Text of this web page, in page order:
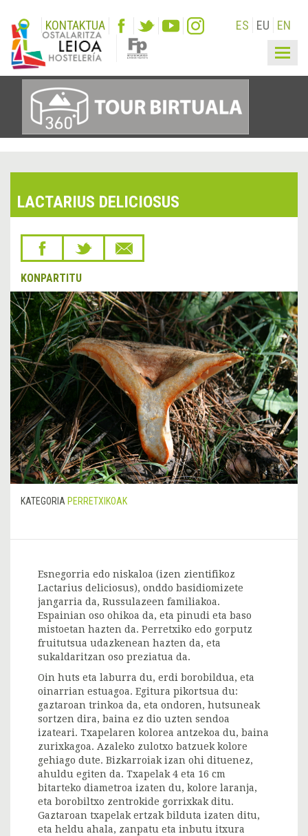
KONTAKTUA ES EU EN
LACTARIUS DELICIOSUS
KONPARTITU
KATEGORIA PERRETXIKOAK
Esnegorria edo niskaloa (izen zientifikoz
Lactarius deliciosus), onddo basidiomizete
jangarria da, Russulazeen familiakoa.
Espainian oso ohikoa da, eta pinudi eta baso
mistoetan hazten da. Perretxiko edo gorputz
fruitutsua udazkenean hazten da, eta
sukaldaritzan oso preziatua da.
Oin huts eta laburra du, erdi borobildua, eta
oinarrian estuagoa. Egitura pikortsua du:
gaztaroan trinkoa da, eta ondoren, hutsuneak
sortzen dira, baina ez dio uzten sendoa
izateari. Txapelaren kolorea antzekoa du, baina
zurixkagoa. Azaleko zulotxo batzuek kolore
gehiago dute. Bizkarroiak izan ohi dituenez,
ahuldu egiten da. Txapelak 4 eta 16 cm
bitarteko diametroa izaten du, kolore laranja,
eta borobiltxo zentrokide gorrixkak ditu.
Gaztaroan txapelak ertzak bilduta izaten ditu,
eta heldu ahala, zanpatu eta inbutu itxura